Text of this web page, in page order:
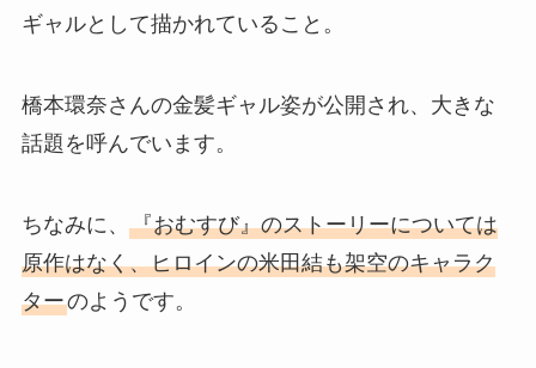
ギャルとして描かれていること。
橋本環奈さんの金髪ギャル姿が公開され、大きな
話題を呼んでいます。
ちなみに、 『おむすび』のストーリーについては
原作はなく、ヒロインの米田結も架空のキャラク
ターのようです。